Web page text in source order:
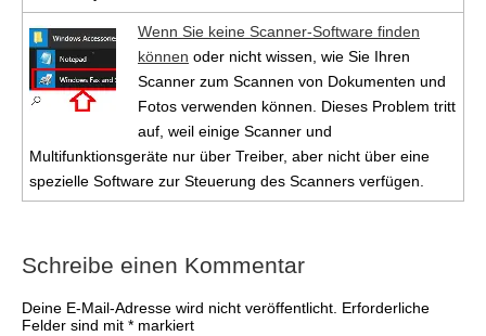
Wenn Sie keine Scanner-Software finden
können oder nicht wissen, wie Sie Ihren
Scanner zum Scannen von Dokumenten und
Fotos verwenden können. Dieses Problem tritt
auf, weil einige Scanner und
Multifunktionsgeräte nur über Treiber, aber nicht über eine
spezielle Software zur Steuerung des Scanners verfügen.
Schreibe einen Kommentar
Deine E-Mail-Adresse wird nicht veröffentlicht. Erforderliche
Felder sind mit * markiert